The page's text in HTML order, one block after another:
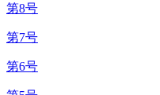
第8号
第7号
第6号